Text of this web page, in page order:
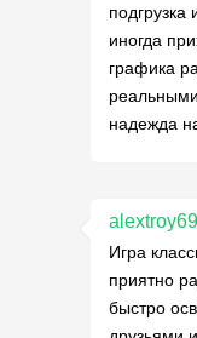
подгрузка
иногда
графика
надежда
alextroy69
Игра
приятно
быстро